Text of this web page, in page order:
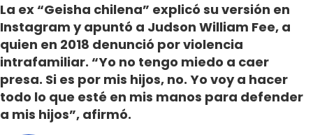
La ex “Geisha chilena” explicó su versión en
Instagram y apuntó a Judson William Fee, a
quien en 2018 denunció por violencia
intrafamiliar. “Yo no tengo miedo a caer
presa. Si es por mis hijos, no. Yo voy a hacer
todo lo que esté en mis manos para defender
a mis hijos”, afirmó.